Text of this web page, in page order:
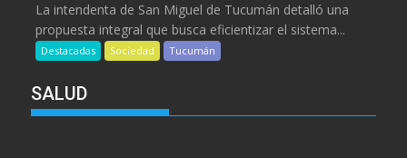
La intendenta de San Miguel de Tucumán detalló una
propuesta integral que busca eficientizar el sistema...
Destacadas Sociedad Tucumán
SALUD